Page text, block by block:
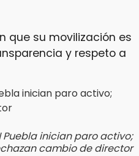
que su movilización es
y respeto a
Puebla inician paro activo;
cambio de director